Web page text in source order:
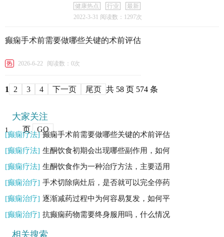
都处
健康热点 行业
最新
2022-3-31 阅读数：1297次
癫痫手术前需要做哪些关键的术前评估
热 2026-6-22 阅读数：0次
1 2 3 4 下一页 尾页 共 58 页 574 条
页 GO
大家关注
[癫痫疗法] 癫痫手术前需要做哪些关键的术前评估
[癫痫疗法] 生酮饮食初期会出现哪些副作用，如何
[癫痫疗法] 生酮饮食作为一种治疗方法，主要适用
[癫痫治疗] 手术切除病灶后，是否就可以完全停药
[癫痫治疗] 逐渐减药过程中为何容易复发，如何平
[癫痫治疗] 抗癫痫药物需要终身服用吗，什么情况
相关搜索